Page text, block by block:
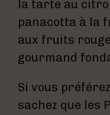
la tarte au
panacotta à la
aux fruits
gourmand
Si vous
sachez que les